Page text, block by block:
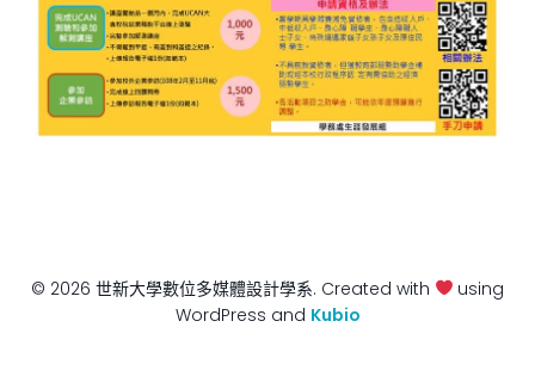
© 2026 世新大學數位多媒體設計學系. Created with
using
WordPress and Kubio